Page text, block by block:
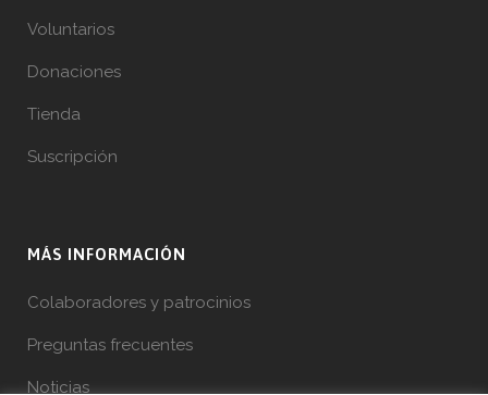
Voluntarios
Donaciones
Tienda
Suscripción
MÁS INFORMACIÓN
Colaboradores y patrocinios
Preguntas frecuentes
Noticias